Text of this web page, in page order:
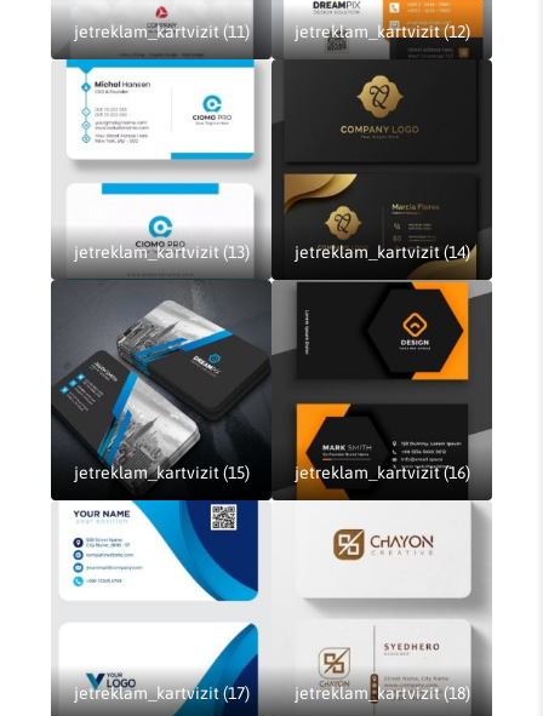
jetreklam_kartvizit (11) jetreklam_kartvizit (12)
jetreklam_kartvizit (13) jetreklam_kartvizit (14)
jetreklam_kartvizit (15) jetreklam_kartvizit (16)
jetreklam_kartvizit (17) jetreklam_kartvizit (18)